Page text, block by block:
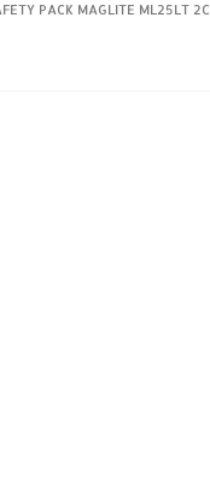
PACK MAGLITE ML25LT 2C